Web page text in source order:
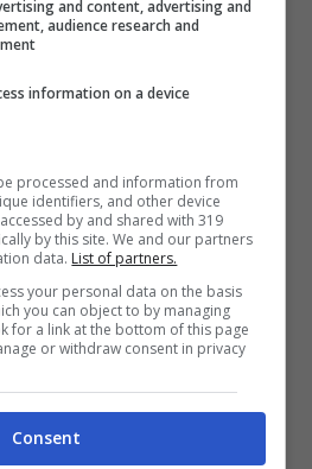
del Marocco (ansa foto) –
ma il trequartista può
avendo il papà di
and content, advertising and
audience research and
information on a device
processed and information from
identifiers, and other device
by and shared with 319
by this site. We and our partners
data. List of partners.
your personal data on the basis
you can object to by managing
for a link at the bottom of this page
or withdraw consent in privacy
Consent